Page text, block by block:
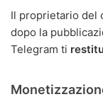
Il proprietario del
dopo la
Telegram ti